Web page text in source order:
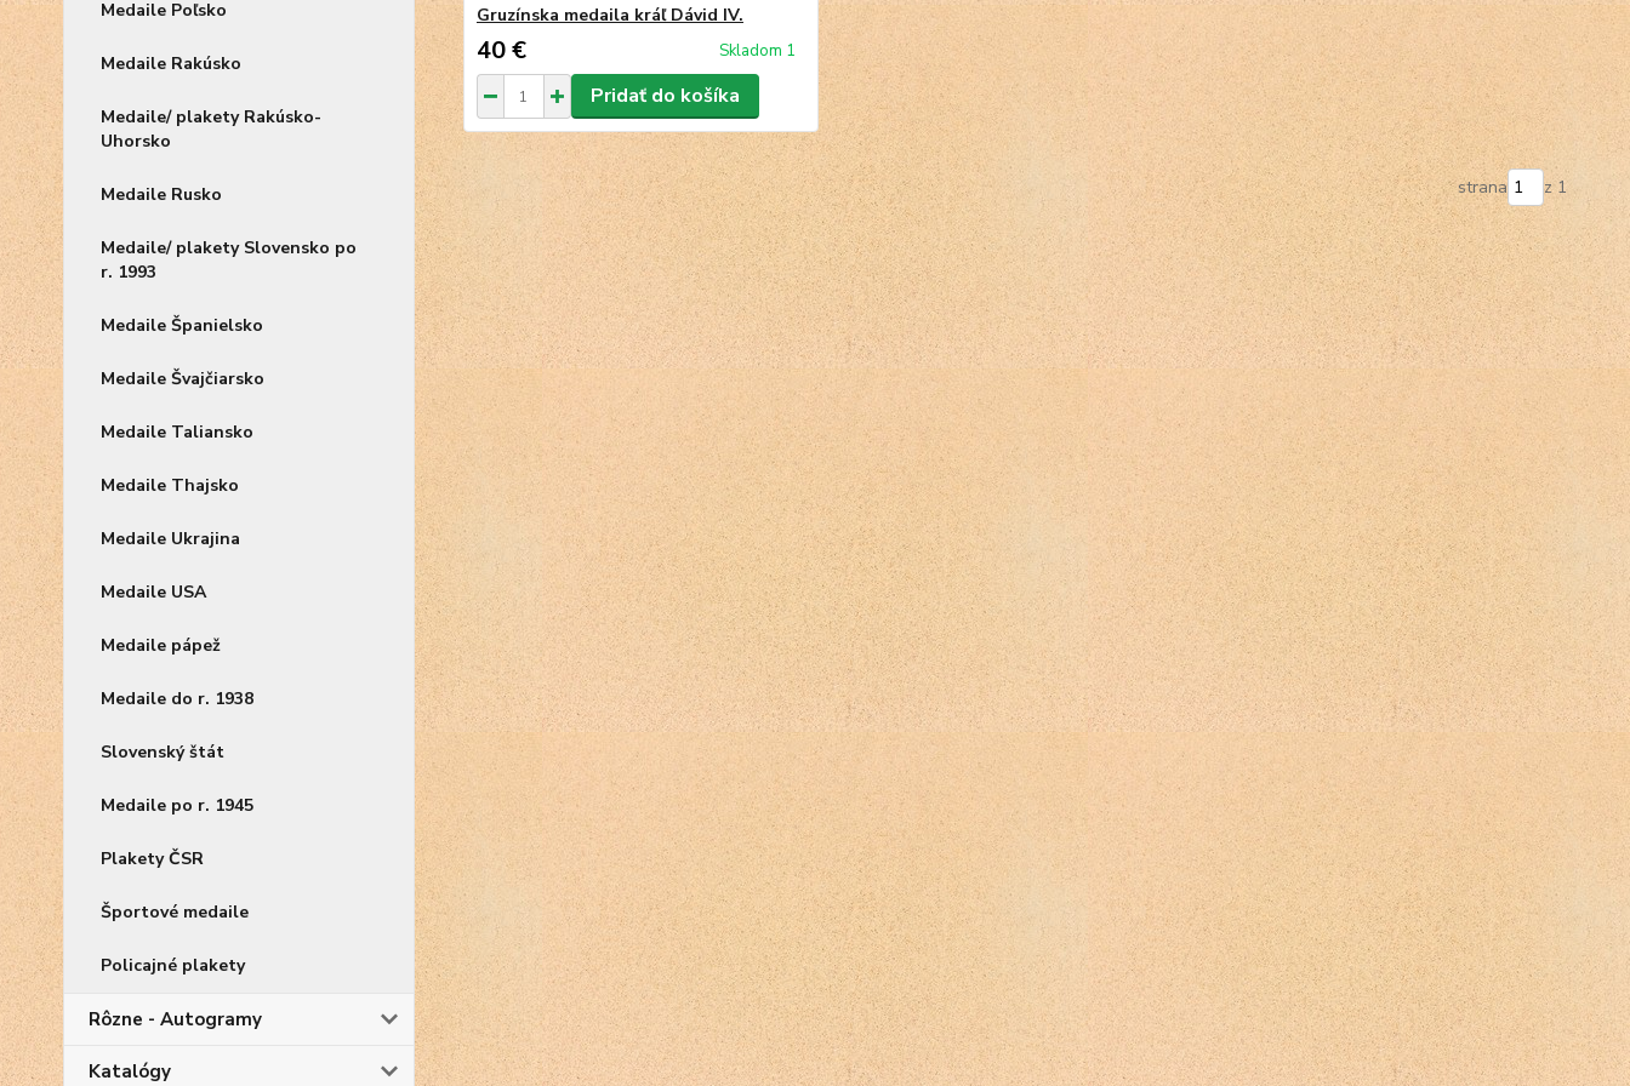
Medaile Poľsko
Medaile Rakúsko
Medaile/ plakety Rakúsko-
Uhorsko
Medaile Rusko
Medaile/ plakety Slovensko po
r. 1993
Medaile Španielsko
Medaile Švajčiarsko
Medaile Taliansko
Medaile Thajsko
Medaile Ukrajina
Medaile USA
Medaile pápež
Medaile do r. 1938
Slovenský štát
Medaile po r. 1945
Plakety ČSR
Športové medaile
Policajné plakety
Rôzne - Autogramy
Katalógy
Gruzínska medaila kráľ Dávid IV.
40 € Skladom 1
Pridať do košíka
strana z 1